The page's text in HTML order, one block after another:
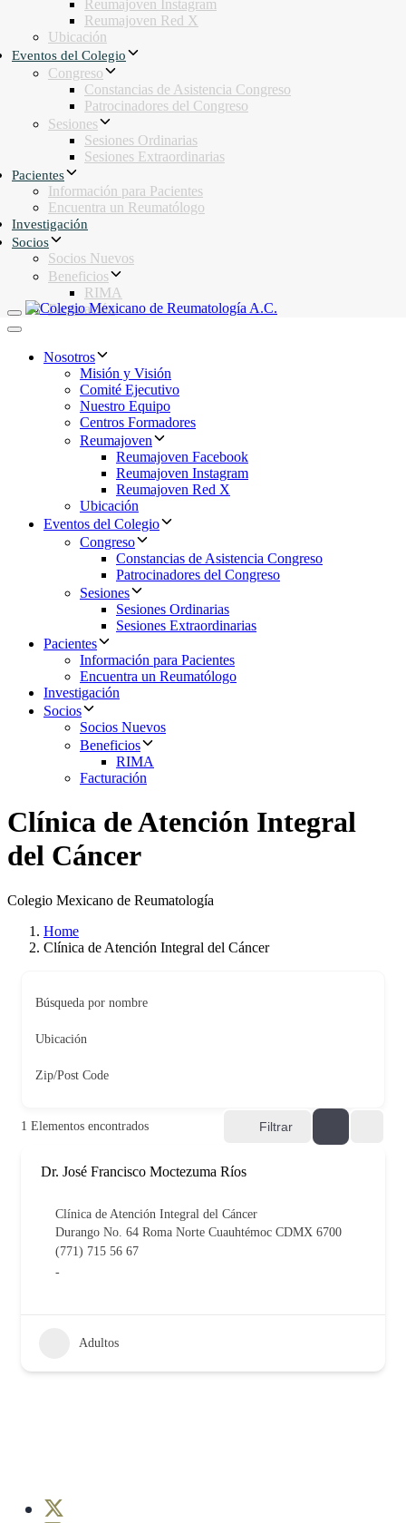
Reumajoven Instagram
Reumajoven Red X
Ubicación
Eventos del Colegio
Congreso
Constancias de Asistencia Congreso
Patrocinadores del Congreso
Sesiones
Sesiones Ordinarias
Sesiones Extraordinarias
Pacientes
Información para Pacientes
Encuentra un Reumatólogo
Investigación
Socios
Socios Nuevos
Beneficios
RIMA
Facturación
Toggle navigation
Toggle navigation
Nosotros
Misión y Visión
Comité Ejecutivo
Nuestro Equipo
Centros Formadores
Reumajoven
Reumajoven Facebook
Reumajoven Instagram
Reumajoven Red X
Ubicación
Eventos del Colegio
Congreso
Constancias de Asistencia Congreso
Patrocinadores del Congreso
Sesiones
Sesiones Ordinarias
Sesiones Extraordinarias
Pacientes
Información para Pacientes
Encuentra un Reumatólogo
Investigación
Socios
Socios Nuevos
Beneficios
RIMA
Facturación
Clínica de Atención Integral
del Cáncer
Colegio Mexicano de Reumatología
Home
Clínica de Atención Integral del Cáncer
Búsqueda por nombre
Ubicación
Zip/Post Code
1 Elementos encontrados Filtrar
Dr. José Francisco Moctezuma Ríos
Clínica de Atención Integral del Cáncer
Durango No. 64 Roma Norte Cuauhtémoc CDMX 6700
(771) 715 56 67
-
Adultos